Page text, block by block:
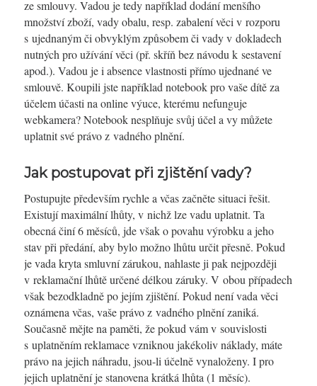
ze smlouvy. Vadou je tedy například dodání menšího
množství zboží, vady obalu, resp. zabalení věci v rozporu
s ujednaným či obvyklým způsobem či vady v dokladech
nutných pro užívání věci (př. skříň bez návodu k sestavení
apod.). Vadou je i absence vlastnosti přímo ujednané ve
smlouvě. Koupili jste například notebook pro vaše dítě za
účelem účasti na online výuce, kterému nefunguje
webkamera? Notebook nesplňuje svůj účel a vy můžete
uplatnit své právo z vadného plnění.
Jak postupovat při zjištění vady?
Postupujte především rychle a včas začněte situaci řešit.
Existují maximální lhůty, v nichž lze vadu uplatnit. Ta
obecná činí 6 měsíců, jde však o povahu výrobku a jeho
stav při předání, aby bylo možno lhůtu určit přesně. Pokud
je vada kryta smluvní zárukou, nahlaste ji pak nejpozději
v reklamační lhůtě určené délkou záruky. V obou případech
však bezodkladně po jejím zjištění. Pokud není vada věci
oznámena včas, vaše právo z vadného plnění zaniká.
Současně mějte na paměti, že pokud vám v souvislosti
s uplatněním reklamace vzniknou jakékoliv náklady, máte
právo na jejich náhradu, jsou-li účelně vynaloženy. I pro
jejich uplatnění je stanovena krátká lhůta (1 měsíc).